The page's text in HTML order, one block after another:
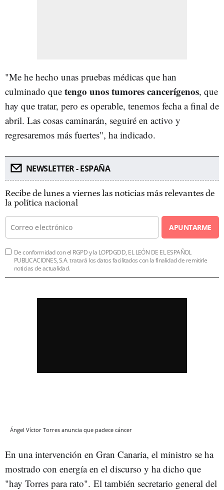
"Me he hecho unas pruebas médicas que han
culminado que tengo unos tumores cancerígenos, que
hay que tratar, pero es operable, tenemos fecha a final de
abril. Las cosas caminarán, seguiré en activo y
regresaremos más fuertes", ha indicado.
NEWSLETTER - ESPAÑA
Recibe de lunes a viernes las noticias más relevantes de
la política nacional
APUNTARME
De conformidad con el RGPD y la LOPDGDD, EL LEÓN DE EL ESPAÑOL
PUBLICACIONES, S.A. tratará los datos facilitados con la finalidad de remitirle
noticias de actualidad.
Ángel Víctor Torres anuncia que padece cáncer
En una intervención en Gran Canaria, el ministro se ha
mostrado con energía en el discurso y ha dicho que
"hay Torres para rato". El también secretario general del